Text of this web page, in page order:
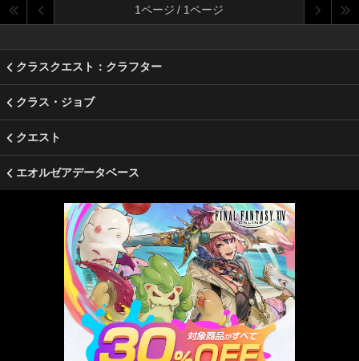
1ページ / 1ページ
クラスクエスト：クラフター
クラス・ジョブ
クエスト
エオルゼアデータベース